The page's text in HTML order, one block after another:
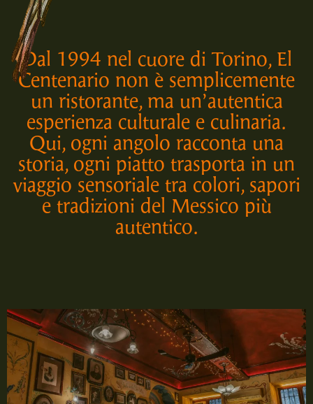
Dal 1994 nel cuore di Torino, El
Centenario non è semplicemente
un ristorante, ma un’autentica
esperienza culturale e culinaria.
Qui, ogni angolo racconta una
storia, ogni piatto trasporta in un
viaggio sensoriale tra colori, sapori
e tradizioni del Messico più
autentico.